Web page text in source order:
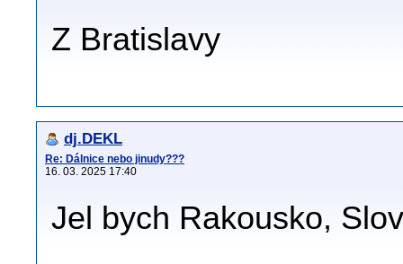
Z Bratislavy
dj.DEKL
Re: Dálnice nebo jinudy???
16. 03. 2025 17:40
Jel bych Rakousko,